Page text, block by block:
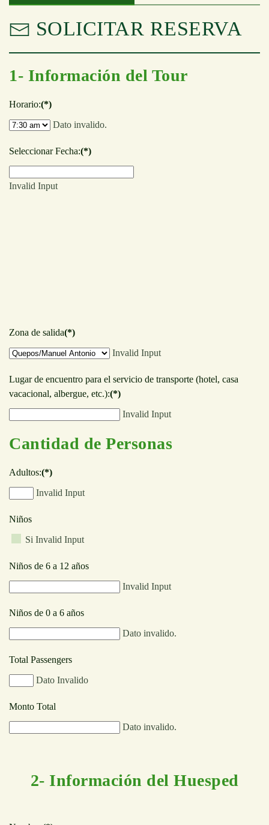
SOLICITAR RESERVA
1- Información del Tour
Horario:(*)
Dato invalido.
Seleccionar Fecha:(*)
Invalid Input
Zona de salida(*)
Invalid Input
Lugar de encuentro para el servicio de transporte (hotel, casa
vacacional, albergue, etc.):(*)
Invalid Input
Cantidad de Personas
Adultos:(*)
Invalid Input
Niños
Si Invalid Input
Niños de 6 a 12 años
Invalid Input
Niños de 0 a 6 años
Dato invalido.
Total Passengers
Dato Invalido
Monto Total
Dato invalido.
2- Información del Huesped